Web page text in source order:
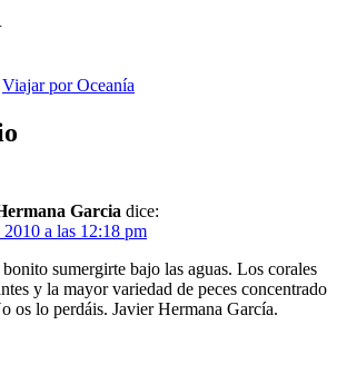
Viajar por Oceanía
Garcia dice:
2010 a las 12:18 pm
sumergirte bajo las aguas. Los corales
y la mayor variedad de peces concentrado
os lo perdáis. Javier Hermana García.